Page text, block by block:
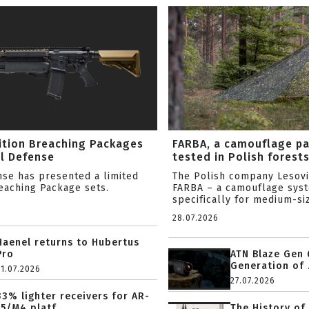
Breaching Packages
Defense
has presented a limited
Package sets.
returns to Hubertus
lighter receivers for AR-
FARBA, a camouflage
tested in Polish forests
The Polish company
FARBA – a camouflage
specifically for medium-
28.07.2026
ATN Blaze Gen
Generation of
27.07.2026